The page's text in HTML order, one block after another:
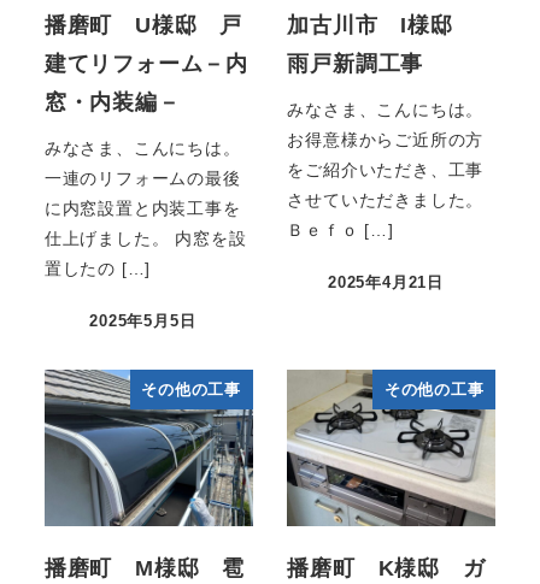
播磨町 U様邸 戸
建てリフォーム－内
窓・内装編－
みなさま、こんにちは。
一連のリフォームの最後
に内窓設置と内装工事を
仕上げました。 内窓を設
置したの […]
2025年5月5日
加古川市 I様邸
雨戸新調工事
みなさま、こんにちは。
お得意様からご近所の方
をご紹介いただき、工事
させていただきました。
Ｂｅｆｏ […]
2025年4月21日
その他の工事
播磨町 M様邸 雹
その他の工事
播磨町 K様邸 ガ